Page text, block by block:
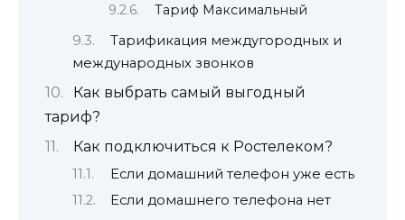
Тариф Максимальный
Тарификация междугородных и
международных звонков
Как выбрать самый выгодный
тариф?
Как подключиться к Ростелеком?
Если домашний телефон уже есть
Если домашнего телефона нет